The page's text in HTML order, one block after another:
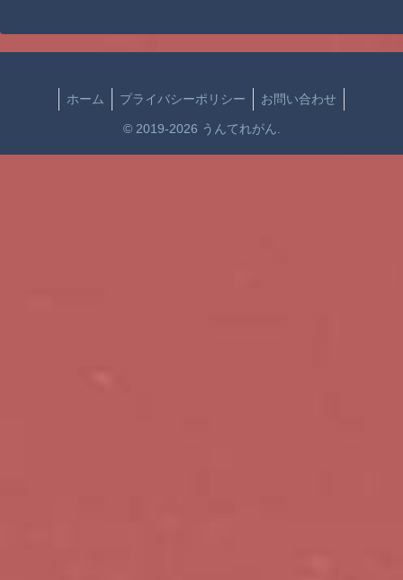
ホーム プライバシーポリシー お問い合わせ
© 2019-2026 うんてれがん.